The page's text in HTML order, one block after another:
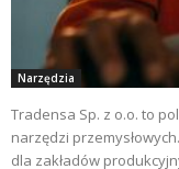
Narzędzia
Tradensa Sp. z o.o. to
narzędzi
dla zakładów